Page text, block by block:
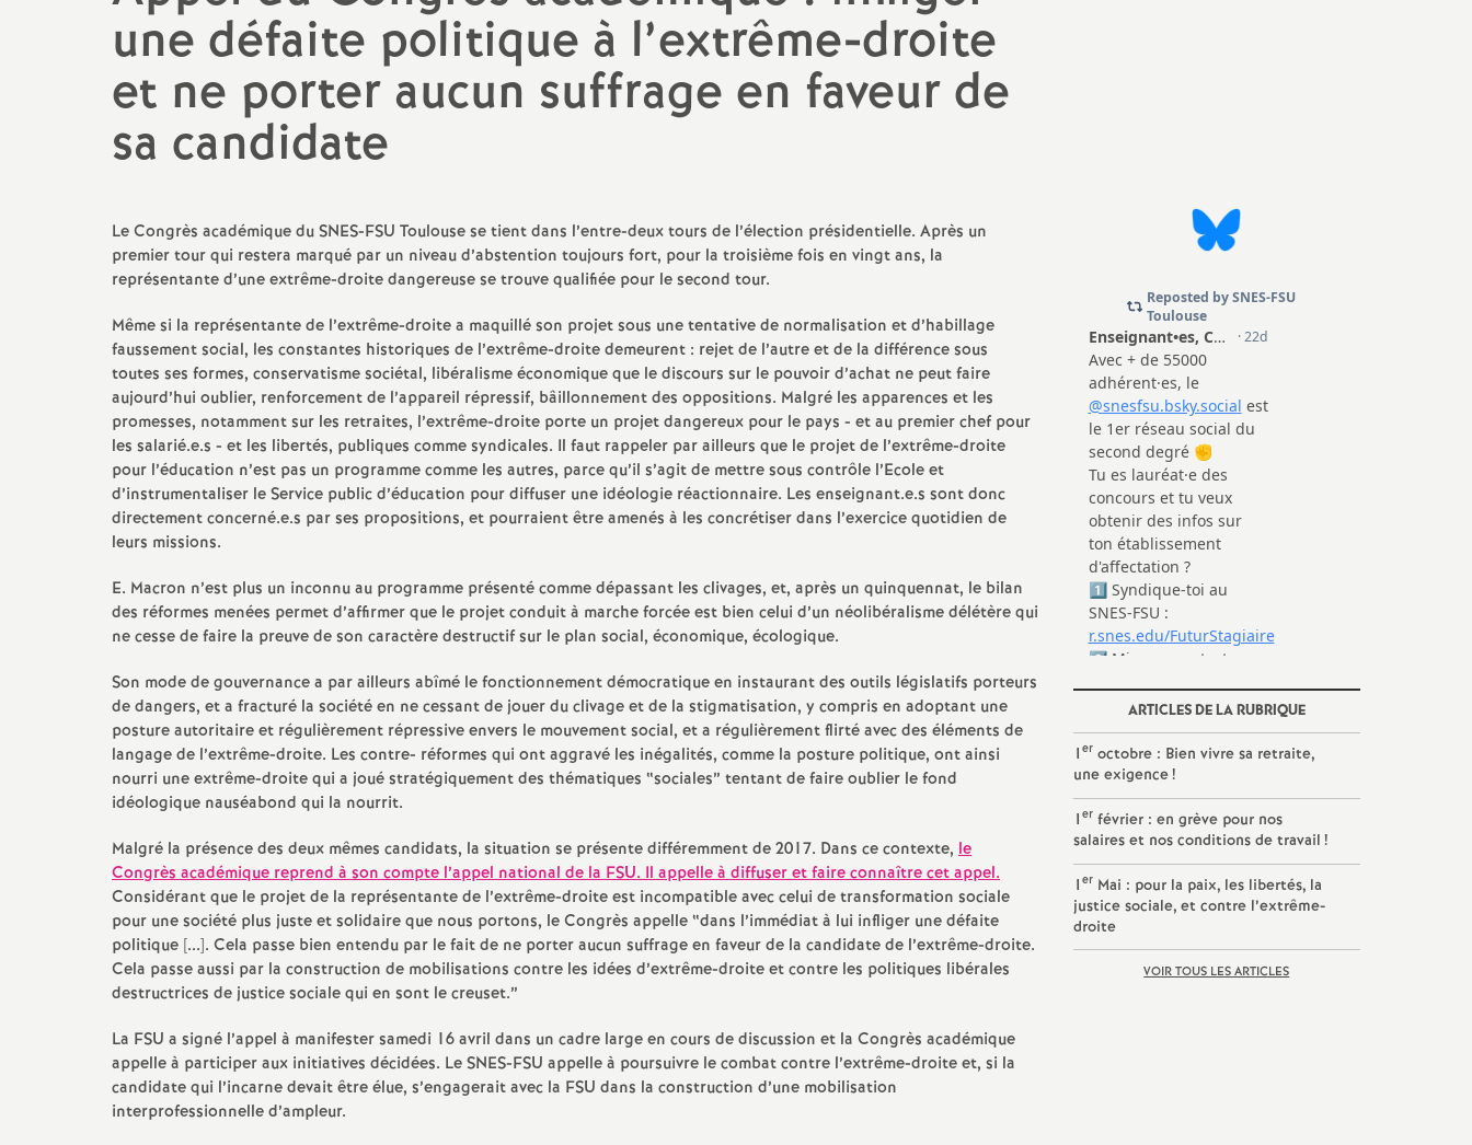
N
a
t
o
n
a
l
d
e
s
E
n
s
e
i
g
n
e
m
Actualité des départements
Mutations
Catégories et Corps
TZR
Remboursements de frais,
Elections professionnelles
Protection sociale
Violences sexuelles et sexistes
(VSS)
Politiques régionales
Collège
Formation initiale, concours
Formation continue
d’information
Vie interne
une défaite politique à l’extrême-droite
et ne porter aucun suffrage en faveur de
sa candidate
Le Congrès académique du SNES-FSU Toulouse se tient dans l’entre-deux tours de l’élection présidentielle. Après un
premier tour qui restera marqué par un niveau d’abstention toujours fort, pour la troisième fois en vingt ans, la
représentante d’une extrême-droite dangereuse se trouve qualifiée pour le second tour.
Même si la représentante de l’extrême-droite a maquillé son projet sous une tentative de normalisation et d’habillage
faussement social, les constantes historiques de l’extrême-droite demeurent : rejet de l’autre et de la différence sous
toutes ses formes, conservatisme sociétal, libéralisme économique que le discours sur le pouvoir d’achat ne peut faire
aujourd’hui oublier, renforcement de l’appareil répressif, bâillonnement des oppositions. Malgré les apparences et les
promesses, notamment sur les retraites, l’extrême-droite porte un projet dangereux pour le pays - et au premier chef pour
les salarié.e.s - et les libertés, publiques comme syndicales. Il faut rappeler par ailleurs que le projet de l’extrême-droite
pour l’éducation n’est pas un programme comme les autres, parce qu’il s’agit de mettre sous contrôle l’Ecole et
d’instrumentaliser le Service public d’éducation pour diffuser une idéologie réactionnaire. Les enseignant.e.s sont donc
directement concerné.e.s par ses propositions, et pourraient être amenés à les concrétiser dans l’exercice quotidien de
leurs missions.
E. Macron n’est plus un inconnu au programme présenté comme dépassant les clivages, et, après un quinquennat, le bilan
des réformes menées permet d’affirmer que le projet conduit à marche forcée est bien celui d’un néolibéralisme délétère qui
ne cesse de faire la preuve de son caractère destructif sur le plan social, économique, écologique.
Son mode de gouvernance a par ailleurs abîmé le fonctionnement démocratique en instaurant des outils législatifs porteurs
de dangers, et a fracturé la société en ne cessant de jouer du clivage et de la stigmatisation, y compris en adoptant une
posture autoritaire et régulièrement répressive envers le mouvement social, et a régulièrement flirté avec des éléments de
langage de l’extrême-droite. Les contre- réformes qui ont aggravé les inégalités, comme la posture politique, ont ainsi
nourri une extrême-droite qui a joué stratégiquement des thématiques “sociales” tentant de faire oublier le fond
idéologique nauséabond qui la nourrit.
Malgré la présence des deux mêmes candidats, la situation se présente différemment de 2017. Dans ce contexte, le
Congrès académique reprend à son compte l’appel national de la FSU. Il appelle à diffuser et faire connaître cet appel.
Considérant que le projet de la représentante de l’extrême-droite est incompatible avec celui de transformation sociale
pour une société plus juste et solidaire que nous portons, le Congrès appelle “dans l’immédiat à lui infliger une défaite
politique [...]. Cela passe bien entendu par le fait de ne porter aucun suffrage en faveur de la candidate de l’extrême-droite.
Cela passe aussi par la construction de mobilisations contre les idées d’extrême-droite et contre les politiques libérales
destructrices de justice sociale qui en sont le creuset.”
La FSU a signé l’appel à manifester samedi 16 avril dans un cadre large en cours de discussion et la Congrès académique
appelle à participer aux initiatives décidées. Le SNES-FSU appelle à poursuivre le combat contre l’extrême-droite et, si la
candidate qui l’incarne devait être élue, s’engagerait avec la FSU dans la construction d’une mobilisation
interprofessionnelle d’ampleur.
ARTICLES DE LA RUBRIQUE
1eroctobre : Bien vivre sa retraite,
une exigence!
1erfévrier : en grève pour nos
salaires et nos conditions de travail !
1erMai : pour la paix, les libertés, la
justice sociale, et contre l’extrême-
droite
VOIR TOUS LES ARTICLES